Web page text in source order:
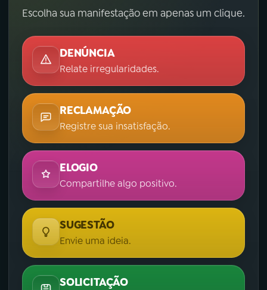
Escolha sua manifestação em apenas um clique.
DENÚNCIA
Relate irregularidades.
RECLAMAÇÃO
Registre sua insatisfação.
ELOGIO
Compartilhe algo positivo.
SUGESTÃO
Envie uma ideia.
SOLICITAÇÃO